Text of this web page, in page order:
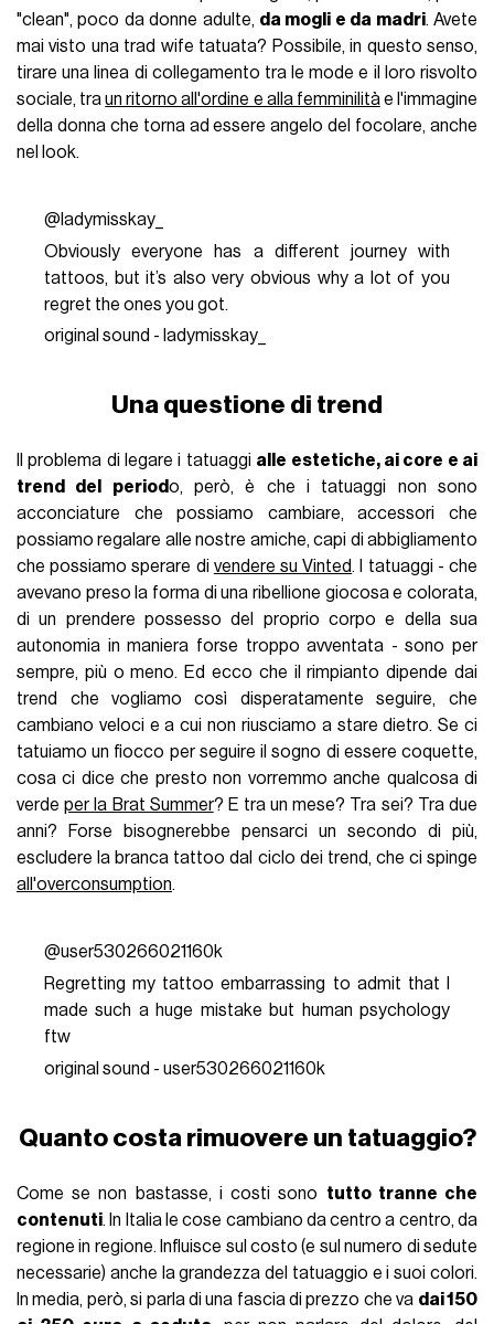
"clean", poco da donne adulte, da mogli e da madri. Avete
mai visto una trad wife tatuata? Possibile, in questo senso,
tirare una linea di collegamento tra le mode e il loro risvolto
sociale, traun ritorno all'ordine e alla femminilitàe l'immagine
della donna che torna ad essere angelo del focolare, anche
nel look.
@ladymisskay_
Obviously everyone has a different journey with
tattoos, but it’s also very obvious why a lot of you
regret the ones you got.
original sound - ladymisskay_
Una questione di trend
Il problema di legare i tatuaggi alle estetiche, ai core e ai
trend del periodo, però, è che i tatuaggi non sono
acconciature che possiamo cambiare, accessori che
possiamo regalare alle nostre amiche, capi di abbigliamento
che possiamo sperare di vendere su Vinted. I tatuaggi - che
avevano preso la forma di una ribellione giocosa e colorata,
di un prendere possesso del proprio corpo e della sua
autonomia in maniera forse troppo avventata - sono per
sempre, più o meno. Ed ecco che il rimpianto dipende dai
trend che vogliamo così disperatamente seguire, che
cambiano veloci e a cui non riusciamo a stare dietro. Se ci
tatuiamo un fiocco per seguire il sogno di essere coquette,
cosa ci dice che presto non vorremmo anche qualcosa di
verdeper la Brat Summer? E tra un mese? Tra sei? Tra due
anni? Forse bisognerebbe pensarci un secondo di più,
escludere la branca tattoo dal ciclo dei trend, che ci spinge
all'overconsumption.
@user530266021160k
Regretting my tattoo embarrassing to admit that I
made such a huge mistake but human psychology
ftw
original sound - user530266021160k
Quanto costa rimuovere un tatuaggio?
Come se non bastasse, i costi sono tutto tranne che
contenuti. In Italia le cose cambiano da centro a centro, da
regione in regione. Influisce sul costo (e sul numero di sedute
necessarie) anche la grandezza del tatuaggio e i suoi colori.
In media, però, si parla di una fascia di prezzo che va dai 150